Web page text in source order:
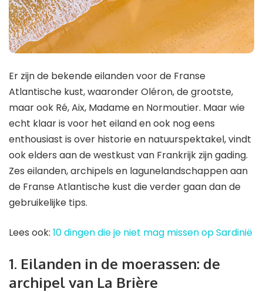
Er zijn de bekende eilanden voor de Franse
Atlantische kust, waaronder Oléron, de grootste,
maar ook Ré, Aix, Madame en Normoutier. Maar wie
echt klaar is voor het eiland en ook nog eens
enthousiast is over historie en natuurspektakel, vindt
ook elders aan de westkust van Frankrijk zijn gading.
Zes eilanden, archipels en lagunelandschappen aan
de Franse Atlantische kust die verder gaan dan de
gebruikelijke tips.
Lees ook: 10 dingen die je niet mag missen op Sardinië
1. Eilanden in de moerassen: de
archipel van La Brière